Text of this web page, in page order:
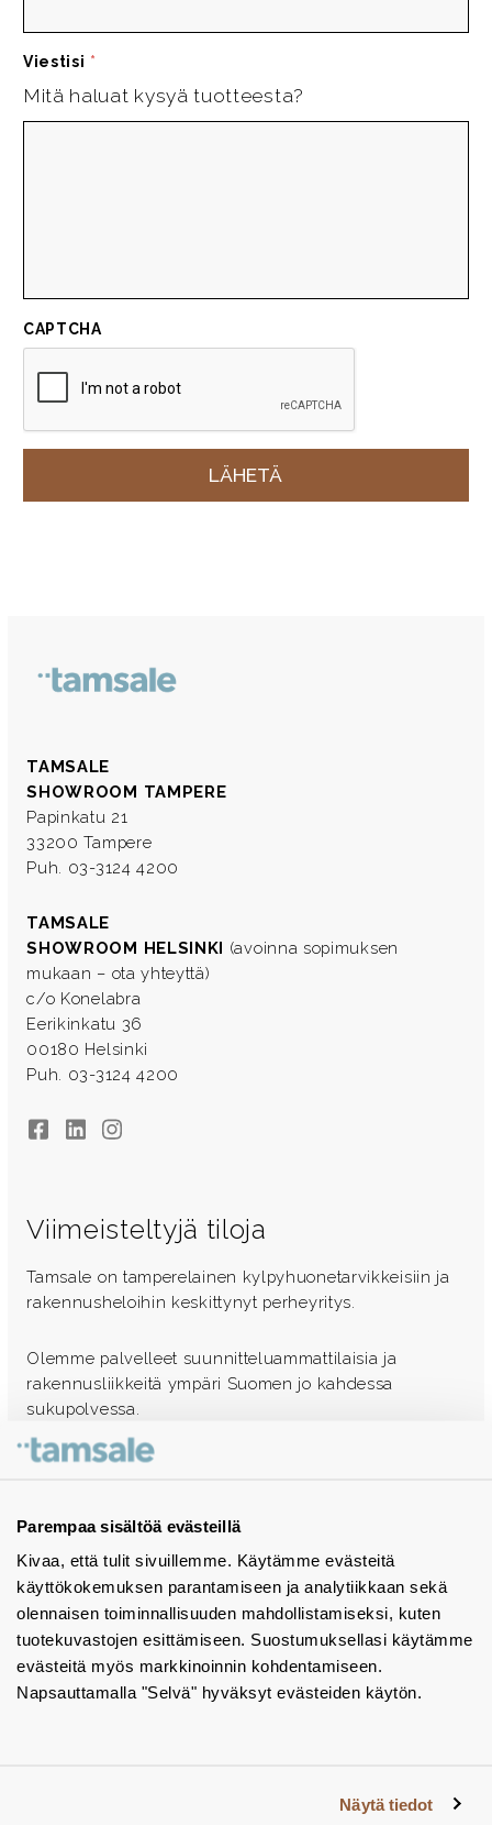
Parempaa sisältöä evästeillä
Kivaa, että tulit sivuillemme. Käytämme evästeitä
käyttökokemuksen parantamiseen ja analytiikkaan sekä
olennaisen toiminnallisuuden mahdollistamiseksi, kuten
tuotekuvastojen esittämiseen. Suostumuksellasi käytämme
evästeitä myös markkinoinnin kohdentamiseen.
Napsauttamalla "Selvä" hyväksyt evästeiden käytön.
Näytä tiedot
Viestisi *
Mitä haluat kysyä tuotteesta?
CAPTCHA
TAMSALE
SHOWROOM TAMPERE
Papinkatu 21
33200 Tampere
Puh. 03-3124 4200
TAMSALE
SHOWROOM HELSINKI (avoinna sopimuksen
mukaan – ota yhteyttä)
c/o Konelabra
Eerikinkatu 36
00180 Helsinki
Puh. 03-3124 4200
FacebookLinkedInInstagram
Viimeisteltyjä tiloja
Tamsale on tamperelainen kylpyhuonetarvikkeisiin ja
rakennusheloihin keskittynyt perheyritys.
Olemme palvelleet suunnitteluammattilaisia ja
rakennusliikkeitä ympäri Suomen jo kahdessa
sukupolvessa.
Ota yhteyttä - autamme mielellämme
Tuotekuvastot
Instagram
BIM-objektit
Yhteystiedot
Tiedotteet